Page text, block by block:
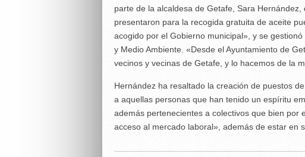
parte de la alcaldesa de Getafe, Sara
presentaron para la recogida gratuita de aceite
acogido por el Gobierno municipal», y se
y Medio Ambiente. «Desde el Ayuntamiento de
vecinos y vecinas de Getafe, y lo hacemos de la
Hernández ha resaltado la creación de puestos
a aquellas personas que han tenido un espíritu
además pertenecientes a colectivos que bien por
acceso al mercado laboral», además de estar en